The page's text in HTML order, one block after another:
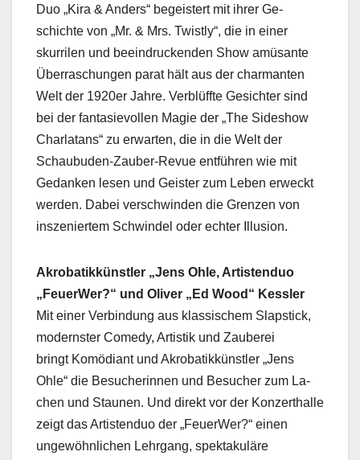
Duo „Kira & Anders“ begeistert mit ihrer Ge-
schichte von „Mr. & Mrs. Twistly“, die in einer
skurrilen und beeindruckenden Show amüsante
Überraschungen parat hält aus der charmanten
Welt der 1920er Jahre. Verblüffte Gesichter sind
bei der fantasievollen Magie der „The Sideshow
Charlatans“ zu erwarten, die in die Welt der
Schaubuden-Zauber-Revue entführen wie mit
Gedanken lesen und Geister zum Leben erweckt
werden. Dabei verschwinden die Grenzen von
inszeniertem Schwindel oder echter Illusion.
Akrobatikkünstler „Jens Ohle, Artistenduo
„FeuerWer?“ und Oliver „Ed Wood“ Kessler
Mit einer Verbindung aus klassischem Slapstick,
modernster Comedy, Artistik und Zauberei
bringt Komödiant und Akrobatikkünstler „Jens
Ohle“ die Besucherinnen und Besucher zum La-
chen und Staunen. Und direkt vor der Konzerthalle
zeigt das Artistenduo der „FeuerWer?“ einen
ungewöhnlichen Lehrgang, spektakuläre